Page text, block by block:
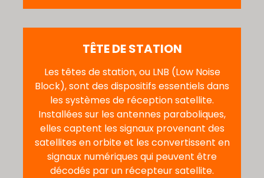
TÊTE DE STATION
Les têtes de station, ou LNB (Low Noise
Block), sont des dispositifs essentiels dans
les systèmes de réception satellite.
Installées sur les antennes paraboliques,
elles captent les signaux provenant des
satellites en orbite et les convertissent en
signaux numériques qui peuvent être
décodés par un récepteur satellite.